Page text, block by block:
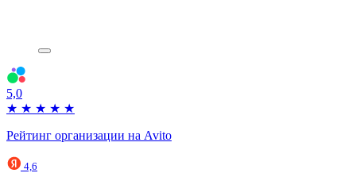
5,0
★ ★ ★ ★ ★
Рейтинг организации на Avito
4,6